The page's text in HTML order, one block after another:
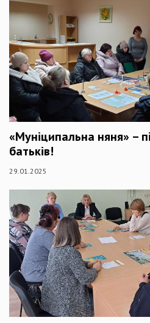
«Муніципальна няня» –
батьків!
29.01.2025